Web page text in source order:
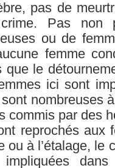
pas de
Pas non
ou de
femme
le
ici sont
nombreuses
commis par des
reprochés aux
ou à l’étalage, le